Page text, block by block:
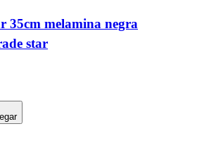
35cm melamina negra
star